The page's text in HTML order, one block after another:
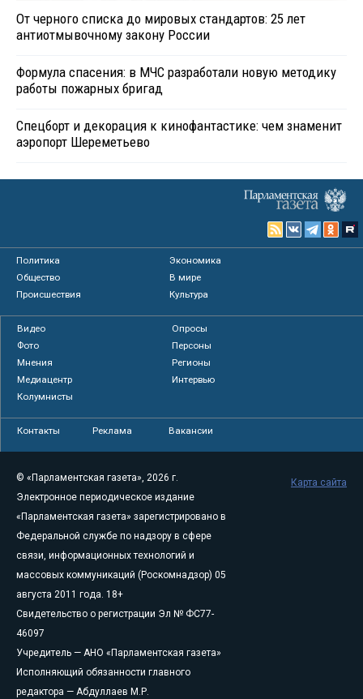
От черного списка до мировых стандартов: 25 лет
антиотмывочному закону России
Формула спасения: в МЧС разработали новую методику
работы пожарных бригад
Спецборт и декорация к кинофантастике: чем знаменит
аэропорт Шереметьево
Политика
Экономика
Общество
В мире
Происшествия
Культура
Видео
Опросы
Фото
Персоны
Мнения
Регионы
Медиацентр
Интервью
Колумнисты
Контакты Реклама Вакансии
© «Парламентская газета», 2026 г.
Электронное периодическое издание
«Парламентская газета» зарегистрировано в
Федеральной службе по надзору в сфере
связи, информационных технологий и
массовых коммуникаций (Роскомнадзор) 05
августа 2011 года. 18+
Свидетельство о регистрации Эл № ФС77-
46097
Учредитель — АНО «Парламентская газета»
Исполняющий обязанности главного
редактора — Абдуллаев М.Р.
Карта сайта